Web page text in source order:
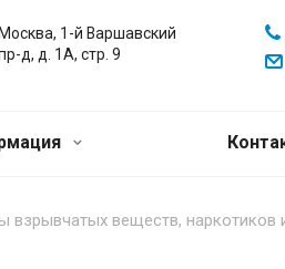
Москва, 1-й Варшавский
д, д. 1А, стр. 9
взрывчатых веществ, наркотиков